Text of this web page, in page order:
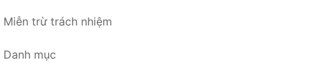
Miễn trừ trách nhiệm
Danh mục